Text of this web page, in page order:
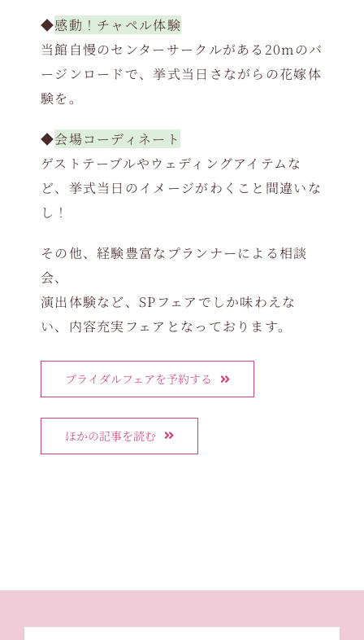
◆感動！チャペル体験
当館自慢のセンターサークルがある20mのバ
ージンロードで、挙式当日さながらの花嫁体
験を。
◆会場コーディネート
ゲストテーブルやウェディングアイテムな
ど、挙式当日のイメージがわくこと間違いな
し！
その他、経験豊富なプランナーによる相談
会、
演出体験など、SPフェアでしか味わえな
い、内容充実フェアとなっております。
ブライダルフェアを予約する
ほかの記事を読む